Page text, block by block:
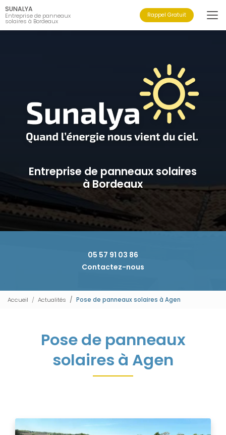
Aller
au
contenu
principal
SUNALYA
Entreprise de panneaux
solaires à Bordeaux
Rappel Gratuit
Entreprise de panneaux solaires
à Bordeaux
05 57 91 03 86
Contactez-nous
Accueil Actualités Pose de panneaux solaires à Agen
Pose de panneaux
solaires à Agen